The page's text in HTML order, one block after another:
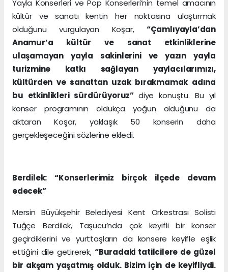
Yayla Konserleri ve Pop Konserleri’nin temel amacının
kültür ve sanatı kentin her noktasına ulaştırmak
olduğunu vurgulayan Koşar, “Çamlıyayla’dan
Anamur’a kültür ve sanat etkinliklerine
ulaşamayan yayla sakinlerini ve yazın yayla
turizmine katkı sağlayan yaylacılarımızı,
kültürden ve sanattan uzak bırakmamak adına
bu etkinlikleri sürdürüyoruz”diye konuştu. Bu yıl
konser programının oldukça yoğun olduğunu da
aktaran Koşar, yaklaşık 50 konserin daha
gerçekleşeceğini sözlerine ekledi.
Berdilek: “Konserlerimiz birçok ilçede devam
edecek”
Mersin Büyükşehir Belediyesi Kent Orkestrası Solisti
Tuğçe Berdilek, Taşucu’nda çok keyifli bir konser
geçirdiklerini ve yurttaşların da konsere keyifle eşlik
ettiğini dile getirerek, “Buradaki tatilcilere de güzel
bir akşam yaşatmış olduk. Bizim için de keyifliydi.